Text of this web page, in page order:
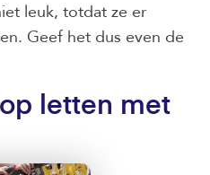
leuk, totdat ze er
Geef het dus even de
letten met